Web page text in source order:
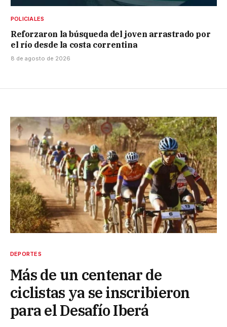
POLICIALES
Reforzaron la búsqueda del joven arrastrado por
el río desde la costa correntina
8 de agosto de 2026
DEPORTES
Más de un centenar de
ciclistas ya se inscribieron
para el Desafío Iberá